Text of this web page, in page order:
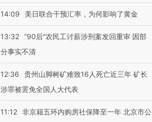
14:09 美日联合干预汇率，为何影响了黄金
13:32 “90后”农民工讨薪涉刑案发回重审 因部
分事实不清
12:36
贵州山脚树矿难致16人死亡近三年 矿长
涉罪被罢免全国人大代表
11:12 非京籍五环内购房社保降至一年 北京市公